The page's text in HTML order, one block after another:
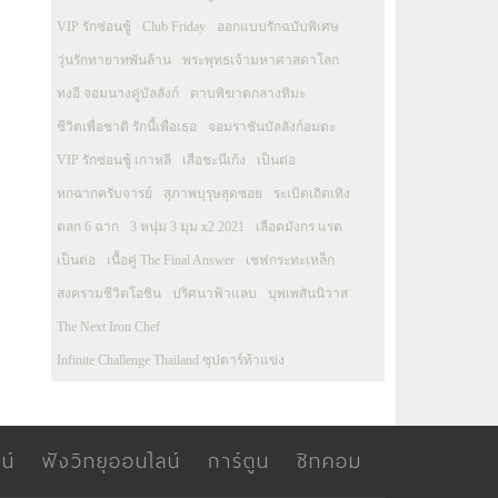
VIP รักซ่อนชู้ Club Friday ออกแบบรักฉบับพิเศษ
วุ่นรักทายาทพันล้าน พระพุทธเจ้ามหาศาสดาโลก
ทงอี จอมนางคู่บัลลังก์ ดาบพิฆาตกลางหิมะ
ชีวิตเพื่อชาติ รักนี้เพื่อเธอ จอมราชันบัลลังก์อมตะ
VIP รักซ่อนชู้ เกาหลี เสือชะนีเก้ง เป็นต่อ
หกฉากครับจารย์ สุภาพบุรุษสุดซอย ระเบิดเถิดเทิง
ตลก 6 ฉาก 3 หนุ่ม 3 มุม x2 2021 เลือดมังกร แรด
เป็นต่อ เนื้อคู่ The Final Answer เชฟกระทะเหล็ก
สงครามชีวิตโอชิน ปริศนาฟ้าแลบ บุพเพสันนิวาส
The Next Iron Chef
Infinite Challenge Thailand ซุปตาร์ท้าแข่ง
ฟังวิทยุออนไลน์ การ์ตูน ซิทคอม